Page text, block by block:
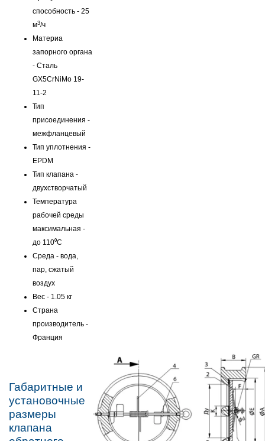
способность - 25
м3/ч
Материа
запорного органа
- Сталь
GX5CrNiMo 19-
11-2
Тип
присоединения -
межфланцевый
Тип уплотнения -
EPDM
Тип клапана -
двухстворчатый
Температура
рабочей среды
максимальная -
до 110⁰C
Среда - вода,
пар, сжатый
воздух
Вес - 1.05 кг
Страна
производитель -
Франция
Габаритные и
установочные
размеры
клапана